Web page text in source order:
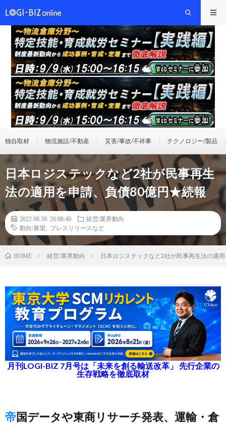
独自取材 物流施設/不動産 災害/事故/不祥事 テクノロジー/製品
日本ロジステックなど2社が民事再生
法の適用を申請、負債80億円★続報
2022.08.30 20:08:40
経営/業界動向
動向/展望
プレスリリースなど
HOME 経営/業界動向 日本ロジステックなど2社が民事再生法の適
月刊LOGI-BIZ 7月号は「未来を創る輸送改革」 先行企業の
生存戦略を徹底取材
帝国データや東商リサーチ発表、運輸・倉